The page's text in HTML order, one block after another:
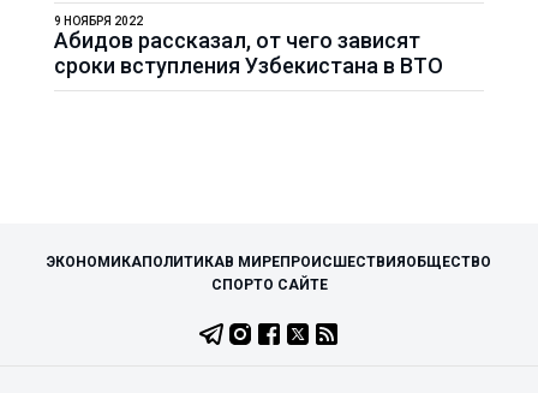
Абидов рассказал, от чего зависят
сроки вступления Узбекистана в ВТО
9 НОЯБРЯ 2022
ЭКОНОМИКАПОЛИТИКАВ МИРЕПРОИСШЕСТВИЯ ОБЩЕСТВО
СПОРТО САЙТЕ